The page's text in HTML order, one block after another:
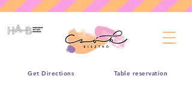
Table reservation
Get Directions